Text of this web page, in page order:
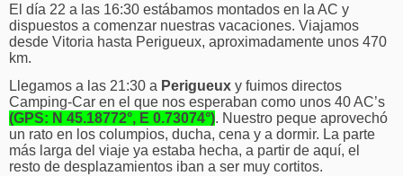
El día 22 a las 16:30 estábamos montados en la AC y
dispuestos a comenzar nuestras vacaciones. Viajamos
desde Vitoria hasta Perigueux, aproximadamente unos 470
km.
Llegamos a las 21:30 a Perigueux y fuimos directos
Camping-Car en el que nos esperaban como unos 40 AC’s
(GPS: N 45.18772°, E 0.73074°). Nuestro peque aprovechó
un rato en los columpios, ducha, cena y a dormir. La parte
más larga del viaje ya estaba hecha, a partir de aquí, el
resto de desplazamientos iban a ser muy cortitos.